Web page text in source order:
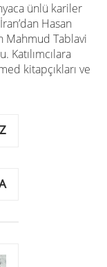
ünlü kariler
Hasan
Mahmud Tablavi
Katılımcılara
kitapçıkları ve